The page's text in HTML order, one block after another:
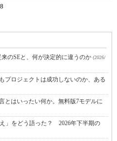
のSEと、何が決定的に違うのか (2026/
プロジェクトは成功しないのか、ある
とはいったい何か。無料版7モデルに
」をどう語った？ 2026年下半期の